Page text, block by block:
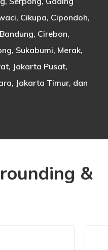
Cikupa, Cipondoh,
Cirebon,
Sukabumi, Merak,
Jakarta Pusat,
Jakarta Timur, dan
&